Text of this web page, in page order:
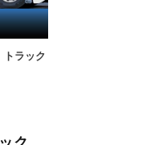
トラック
ク